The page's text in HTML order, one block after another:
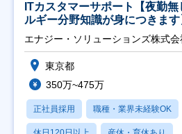
ITカスタマーサポート【夜勤
ルギー分野知識が身につきます
エナジー・ソリューションズ株式会
東京都
350万~475万
正社員採用 職種・業界未経験OK